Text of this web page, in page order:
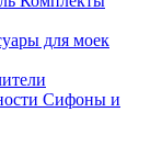
для моек
Сифоны и